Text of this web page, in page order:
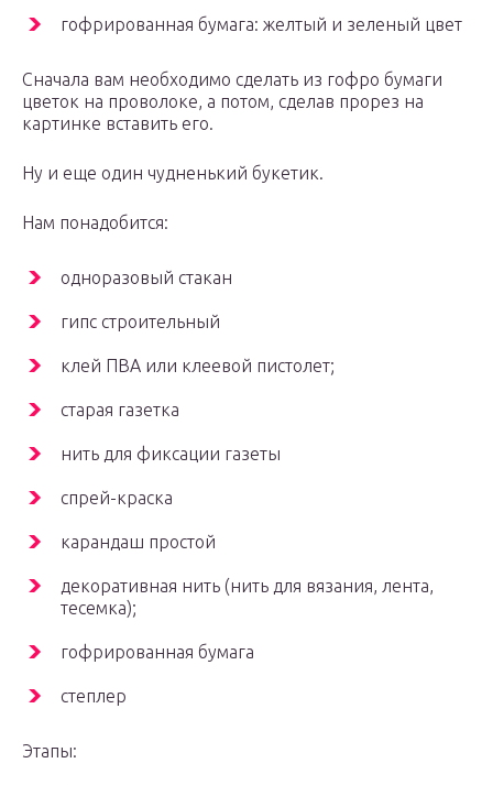
гофрированная бумага: желтый и зеленый цвет
Сначала вам необходимо сделать из гофро бумаги
цветок на проволоке, а потом, сделав прорез на
картинке вставить его.
Ну и еще один чудненький букетик.
Нам понадобится:
одноразовый стакан
гипс строительный
клей ПВА или клеевой пистолет;
старая газетка
нить для фиксации газеты
спрей-краска
карандаш простой
декоративная нить (нить для вязания, лента,
тесемка);
гофрированная бумага
степлер
Этапы: